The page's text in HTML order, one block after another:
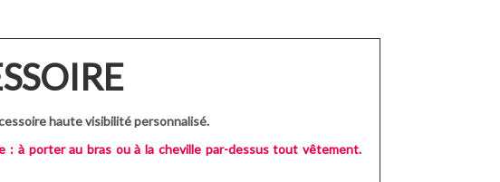
haute visibilité personnalisé.
: à porter au bras ou à la cheville par-dessus tout vêtement.